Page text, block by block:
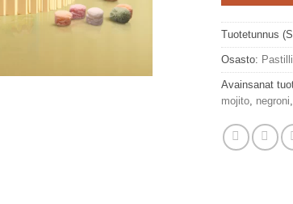
Tuotetunnus
Osasto:
Avainsanat
mojito, negroni,